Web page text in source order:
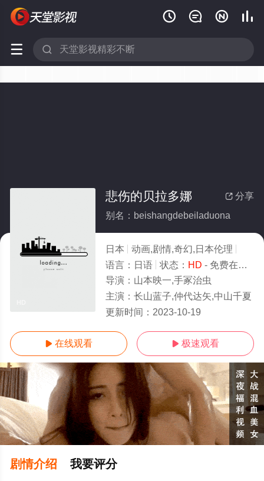
   
 
 分享
悲伤的贝拉多娜
别名：beishangdebeiladuona
日本 动画,剧情,奇幻,日本伦理
语言： 日语 状态： HD - 免费在线观看
导演： 山本映一,手冢治虫
主演： 长山蓝子,仲代达矢,中山千夏
更新时间： 2023-10-19
 在线观看  极速观看
剧情介绍 我要评分